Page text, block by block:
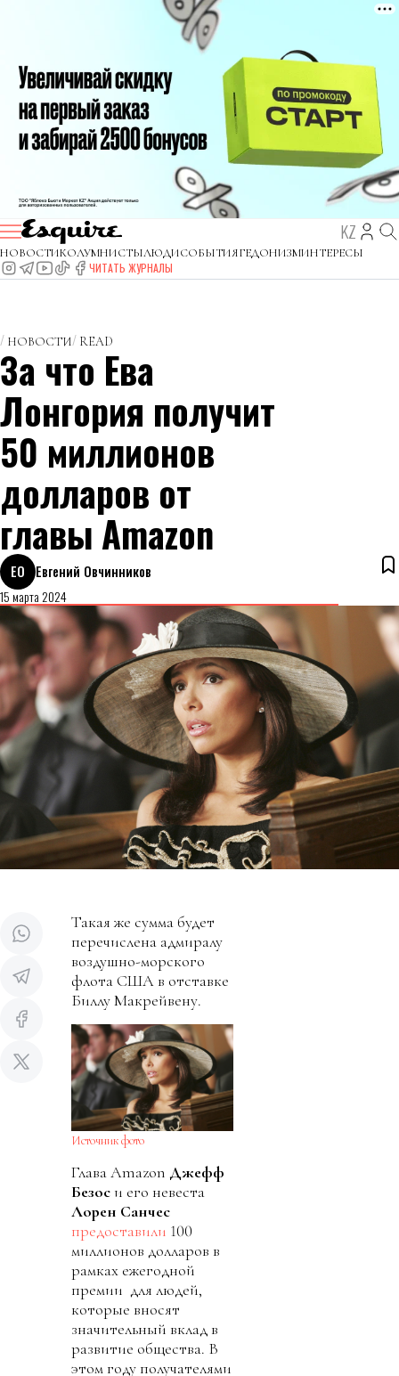
KZ
НОВОСТИКОЛУМНИСТЫЛЮДИСОБЫТИЯГЕДОНИЗМИНТЕРЕСЫ
ЧИТАТЬ ЖУРНАЛЫ
НОВОСТИ READ
За что Ева
Лонгория получит
50 миллионов
долларов от
главы Amazon
ЕО
Евгений Овчинников
15 марта 2024
Такая же сумма будет
перечислена адмиралу
воздушно-морского
флота США в отставке
Биллу Макрейвену.
Источник фото
Глава Amazon Джефф
Безос и его невеста
Лорен Санчес
предоставили 100
миллионов долларов в
рамках ежегодной
премии для людей,
которые вносят
значительный вклад в
развитие общества. В
этом году получателями